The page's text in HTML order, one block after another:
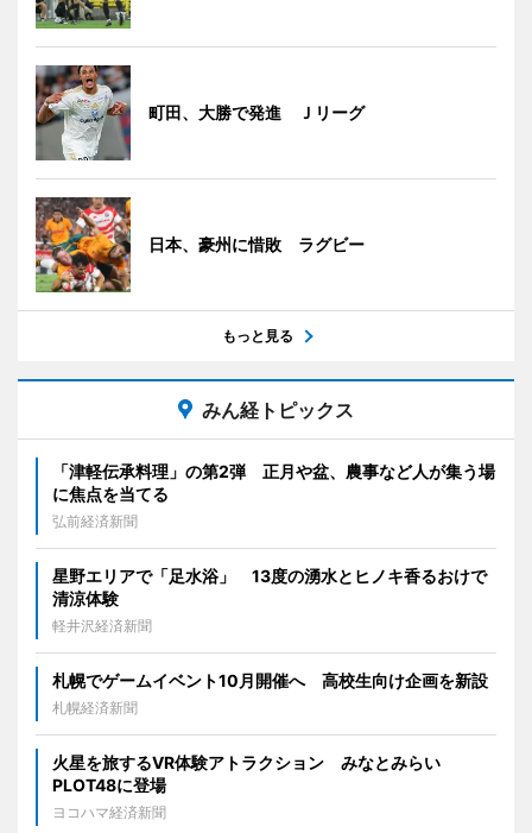
町田、大勝で発進 Ｊリーグ
日本、豪州に惜敗 ラグビー
もっと見る
みん経トピックス
「津軽伝承料理」の第2弾 正月や盆、農事など人が集う場
に焦点を当てる
弘前経済新聞
星野エリアで「足水浴」 13度の湧水とヒノキ香るおけで
清涼体験
軽井沢経済新聞
札幌でゲームイベント10月開催へ 高校生向け企画を新設
札幌経済新聞
火星を旅するVR体験アトラクション みなとみらい
PLOT48に登場
ヨコハマ経済新聞